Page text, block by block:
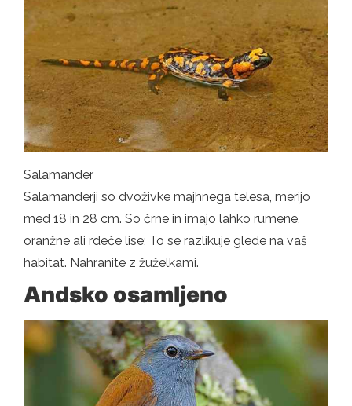
Salamander
Salamanderji so dvoživke majhnega telesa, merijo
med 18 in 28 cm. So črne in imajo lahko rumene,
oranžne ali rdeče lise; To se razlikuje glede na vaš
habitat. Nahranite z žuželkami.
Andsko osamljeno